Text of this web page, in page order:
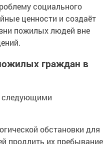
социального
ценности и создаёт
пожилых людей вне
граждан в
следующими
обстановки для
продлить их пребывание